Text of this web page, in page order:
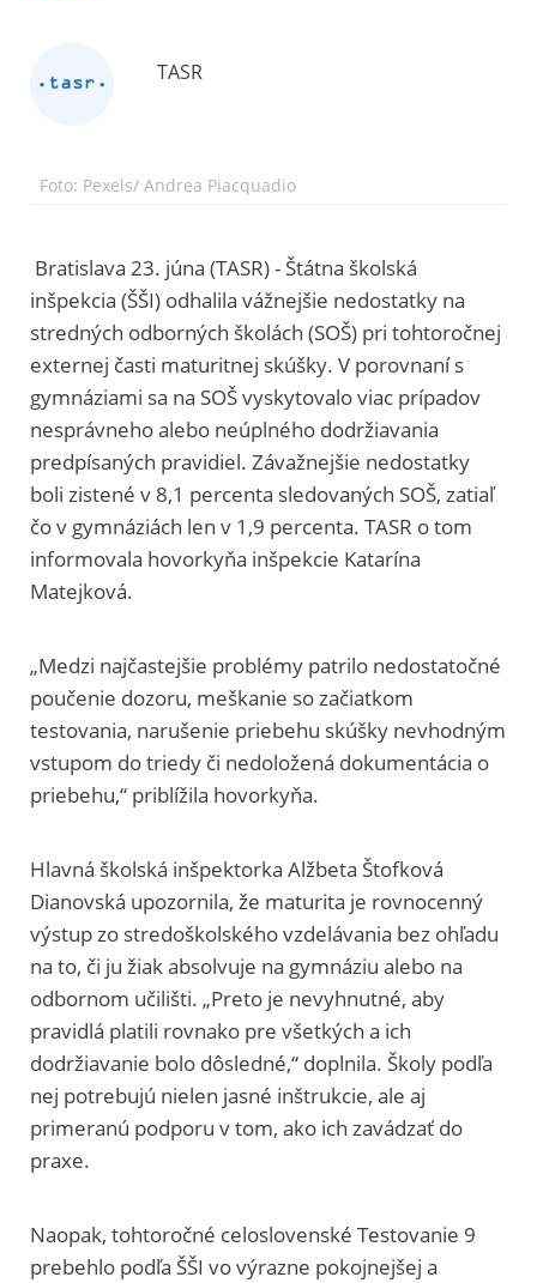
TASR
Foto: Pexels/ Andrea Piacquadio
Bratislava 23. júna (TASR) - Štátna školská
inšpekcia (ŠŠI) odhalila vážnejšie nedostatky na
stredných odborných školách (SOŠ) pri tohtoročnej
externej časti maturitnej skúšky. V porovnaní s
gymnáziami sa na SOŠ vyskytovalo viac prípadov
nesprávneho alebo neúplného dodržiavania
predpísaných pravidiel. Závažnejšie nedostatky
boli zistené v 8,1 percenta sledovaných SOŠ, zatiaľ
čo v gymnáziách len v 1,9 percenta. TASR o tom
informovala hovorkyňa inšpekcie Katarína
Matejková.
„Medzi najčastejšie problémy patrilo nedostatočné
poučenie dozoru, meškanie so začiatkom
testovania, narušenie priebehu skúšky nevhodným
vstupom do triedy či nedoložená dokumentácia o
priebehu,“ priblížila hovorkyňa.
Hlavná školská inšpektorka Alžbeta Štofková
Dianovská upozornila, že maturita je rovnocenný
výstup zo stredoškolského vzdelávania bez ohľadu
na to, či ju žiak absolvuje na gymnáziu alebo na
odbornom učilišti. „Preto je nevyhnutné, aby
pravidlá platili rovnako pre všetkých a ich
dodržiavanie bolo dôsledné,“ doplnila. Školy podľa
nej potrebujú nielen jasné inštrukcie, ale aj
primeranú podporu v tom, ako ich zavádzať do
praxe.
Naopak, tohtoročné celoslovenské Testovanie 9
prebehlo podľa ŠŠI vo výrazne pokojnejšej a